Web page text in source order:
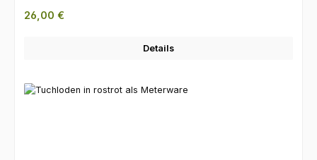
Regulärer Preis:
26,00 €
Details